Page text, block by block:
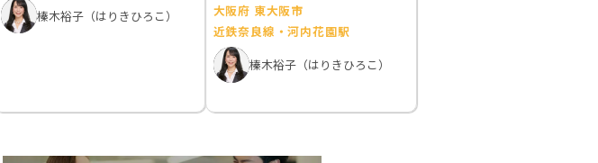
榛木裕子（はりきひろこ）
大阪府 東大阪市
近鉄奈良線・河内花園駅
榛木裕子（はりきひろこ）